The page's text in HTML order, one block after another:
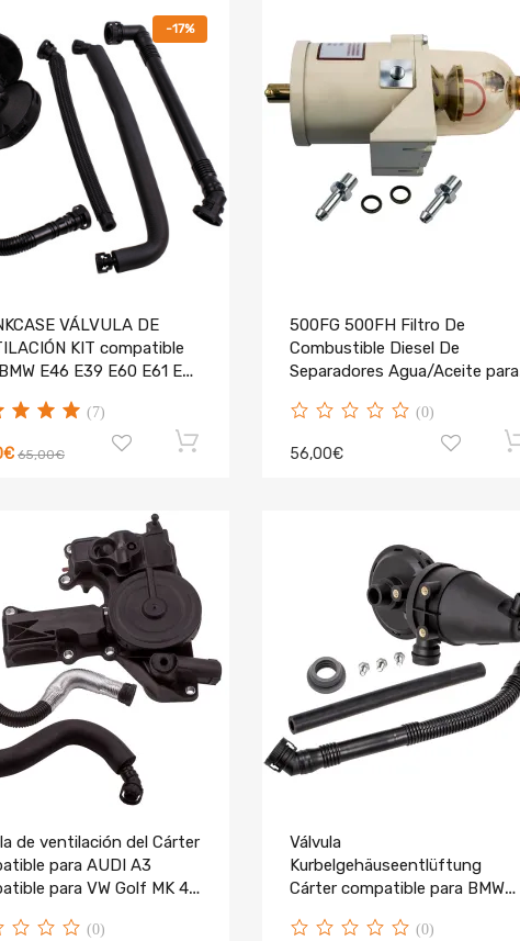
-17%
VÁLVULA DE
KIT compatible
E46 E39 E60 E61 E38
(7)
65,00€
500FG 500FH Filtro De
Combustible Diesel De
Separadores Agua/Aceite para
(0)
56,00€
de ventilación del Cárter
para AUDI A3
para VW Golf MK 4
(0)
Válvula
Kurbelgehäuseentlüftung
Cárter compatible para BMW
11151740393
(0)